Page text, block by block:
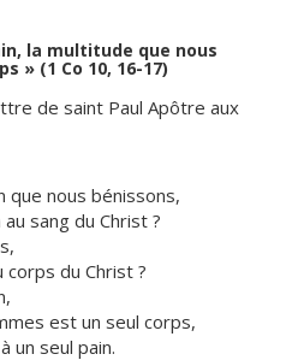
la multitude que nous
» (1 Co 10, 16-17)
de saint Paul Apôtre aux
nous bénissons,
sang du Christ ?
corps du Christ ?
est un seul corps,
un seul pain.